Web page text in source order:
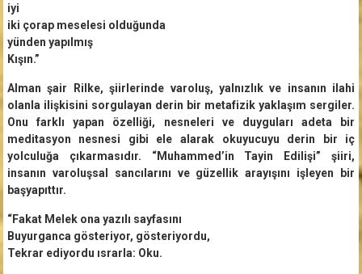
iyi
iki çorap meselesi olduğunda
yünden yapılmış
Kışın.”
Alman şair Rilke, şiirlerinde varoluş, yalnızlık ve insanın ilahi
olanla ilişkisini sorgulayan derin bir metafizik yaklaşım sergiler.
Onu farklı yapan özelliği, nesneleri ve duyguları adeta bir
meditasyon nesnesi gibi ele alarak okuyucuyu derin bir iç
yolculuğa çıkarmasıdır. “Muhammed’in Tayin Edilişi” şiiri,
insanın varoluşsal sancılarını ve güzellik arayışını işleyen bir
başyapıttır.
“Fakat Melek ona yazılı sayfasını
Buyurganca gösteriyor, gösteriyordu,
Tekrar ediyordu ısrarla: Oku.